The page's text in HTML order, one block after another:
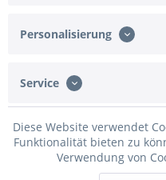
Die perfekte
rundum Gravur von der
Bewertungen
Bewertungen lesen,
Infos zum Hersteller
Folgende Infos zum
Personalisierung
Service
Diese Website verwendet
Funktionalität bieten zu
Verwendung von